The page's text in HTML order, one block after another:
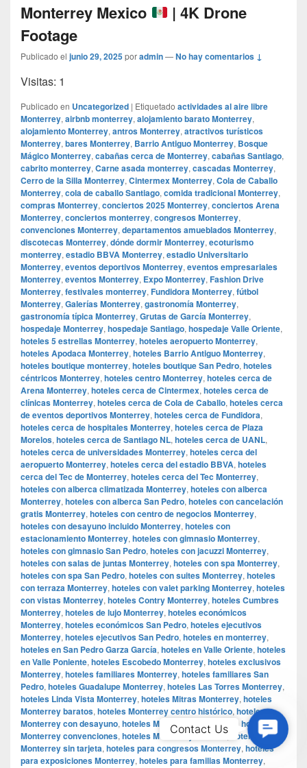
Monterrey Mexico
| 4K Drone
Footage
Publicado el junio 29, 2025poradmin—No hay comentarios ↓
Visitas: 1
Publicado en Uncategorized | Etiquetado actividades al aire libre
Monterrey, airbnb monterrey, alojamiento barato Monterrey,
alojamiento Monterrey, antros Monterrey, atractivos turísticos
Monterrey, bares Monterrey, Barrio Antiguo Monterrey, Bosque
Mágico Monterrey, cabañas cerca de Monterrey, cabañas Santiago,
cabrito monterrey, Carne asada monterrey, cascadas Monterrey,
Cerro de la Silla Monterrey, Cintermex Monterrey, Cola de Caballo
Monterrey, cola de caballo Santiago, comida tradicional Monterrey,
compras Monterrey, conciertos 2025 Monterrey, conciertos Arena
Monterrey, conciertos monterrey, congresos Monterrey,
convenciones Monterrey, departamentos amueblados Monterrey,
discotecas Monterrey, dónde dormir Monterrey, ecoturismo
monterrey, estadio BBVA Monterrey, estadio Universitario
Monterrey, eventos deportivos Monterrey, eventos empresariales
Monterrey, eventos Monterrey, Expo Monterrey, Fashion Drive
Monterrey, festivales monterrey, Fundidora Monterrey, fútbol
Monterrey, Galerías Monterrey, gastronomía Monterrey,
gastronomía típica Monterrey, Grutas de García Monterrey,
hospedaje Monterrey, hospedaje Santiago, hospedaje Valle Oriente,
hoteles 5 estrellas Monterrey, hoteles aeropuerto Monterrey,
hoteles Apodaca Monterrey, hoteles Barrio Antiguo Monterrey,
hoteles boutique monterrey, hoteles boutique San Pedro, hoteles
céntricos Monterrey, hoteles centro Monterrey, hoteles cerca de
Arena Monterrey, hoteles cerca de Cintermex, hoteles cerca de
clínicas Monterrey, hoteles cerca de Cola de Caballo, hoteles cerca
de eventos deportivos Monterrey, hoteles cerca de Fundidora,
hoteles cerca de hospitales Monterrey, hoteles cerca de Plaza
Morelos, hoteles cerca de Santiago NL, hoteles cerca de UANL,
hoteles cerca de universidades Monterrey, hoteles cerca del
aeropuerto Monterrey, hoteles cerca del estadio BBVA, hoteles
cerca del Tec de Monterrey, hoteles cerca del Tec Monterrey,
hoteles con alberca climatizada Monterrey, hoteles con alberca
Monterrey, hoteles con alberca San Pedro, hoteles con cancelación
gratis Monterrey, hoteles con centro de negocios Monterrey,
hoteles con desayuno incluido Monterrey, hoteles con
estacionamiento Monterrey, hoteles con gimnasio Monterrey,
hoteles con gimnasio San Pedro, hoteles con jacuzzi Monterrey,
hoteles con salas de juntas Monterrey, hoteles con spa Monterrey,
hoteles con spa San Pedro, hoteles con suites Monterrey, hoteles
con terraza Monterrey, hoteles con valet parking Monterrey, hoteles
con vistas Monterrey, hoteles Contry Monterrey, hoteles Cumbres
Monterrey, hoteles de lujo Monterrey, hoteles económicos
Monterrey, hoteles económicos San Pedro, hoteles ejecutivos
Monterrey, hoteles ejecutivos San Pedro, hoteles en monterrey,
hoteles en San Pedro Garza García, hoteles en Valle Oriente, hoteles
en Valle Poniente, hoteles Escobedo Monterrey, hoteles exclusivos
Monterrey, hoteles familiares Monterrey, hoteles familiares San
Pedro, hoteles Guadalupe Monterrey, hoteles Las Torres Monterrey,
hoteles Linda Vista Monterrey, hoteles Mitras Monterrey, hoteles
Monterrey baratos, hoteles Monterrey centro histórico, hoteles
Monterrey con desayuno, hoteles Monterrey conciertos
hoteles
Monterrey convenciones, hoteles Monterrey eventos,
hoteles
Monterrey sin tarjeta, hoteles para congresos Monterrey, hoteles
para exposiciones Monterrey, hoteles para familias Monterrey,
Us
Contact Us